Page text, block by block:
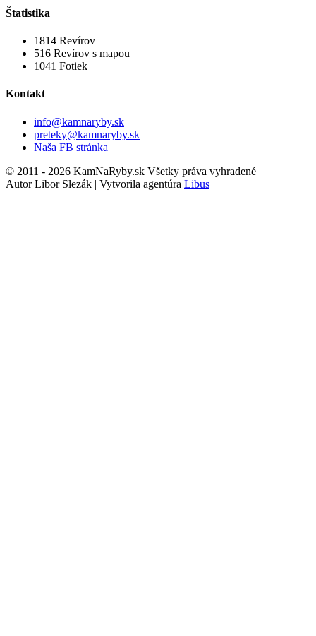
Štatistika
1814 Revírov
516 Revírov s mapou
1041 Fotiek
Kontakt
info@kamnaryby.sk
preteky@kamnaryby.sk
Naša FB stránka
© 2011 - 2026 KamNaRyby.sk Všetky práva vyhradené
Autor Libor Slezák | Vytvorila agentúra Libus